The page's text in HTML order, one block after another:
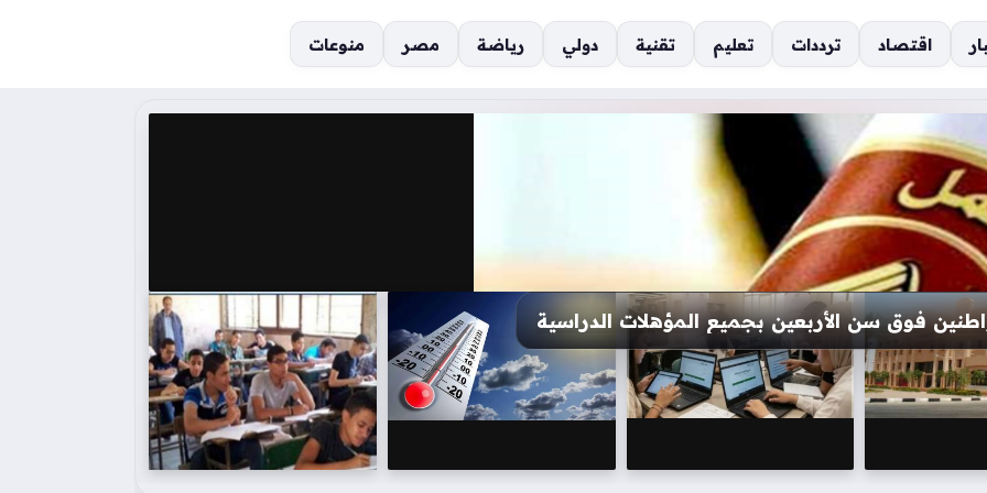
اقتصاد ترددات تعليم تقنية دولي رياضة مصر منوعات
والمعلومات في جامعة عين شمس الأهلية الجديدة